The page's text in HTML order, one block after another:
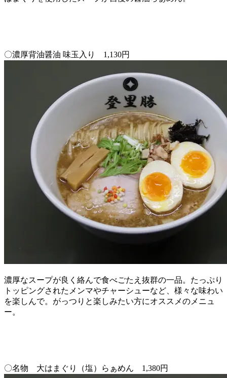
〇濃厚背油醤油 味玉入り 1,130円
濃厚なスープが良く絡んで食べごたえ抜群の一品。たっぷり
トッピングされたメンマやチャーシューなど、様々な味わい
を楽しんで。がっつりと楽しみたい方にオススメのメニュ
ー。
〇名物 大はまぐり（塩）らぁめん 1,380円